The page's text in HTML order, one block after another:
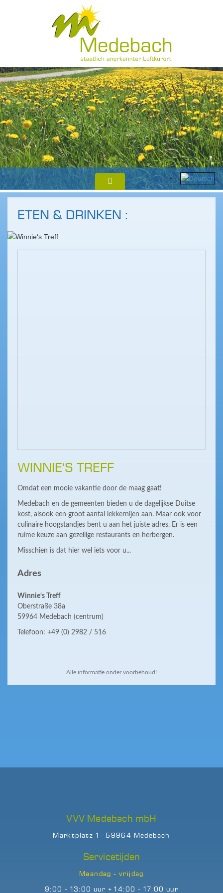
ETEN & DRINKEN :
WINNIE‘S TREFF
Omdat een mooie vakantie door de maag gaat!
Medebach en de gemeenten bieden u de dagelijkse Duitse
kost, alsook een groot aantal lekkernijen aan. Maar ook voor
culinaire hoogstandjes bent u aan het juiste adres. Er is een
ruime keuze aan gezellige restaurants en herbergen.
Misschien is dat hier wel iets voor u...
Adres
Winnie‘s Treff
Oberstraße 38a
59964 Medebach (centrum)
Telefoon: +49 (0) 2982 / 516
Alle informatie onder voorbehoud!
VVV Medebach mbH
Marktplatz 1 · 59964 Medebach
Servicetijden
Maandag - vrijdag
9:00 - 13:00 uur + 14:00 - 17:00 uur